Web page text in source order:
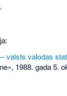
.
valsts valodas
1988. gada 5.